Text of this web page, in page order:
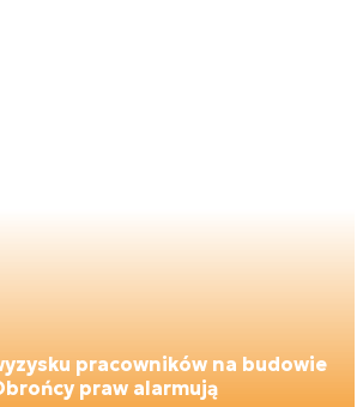
pracowników na budowie
praw alarmują